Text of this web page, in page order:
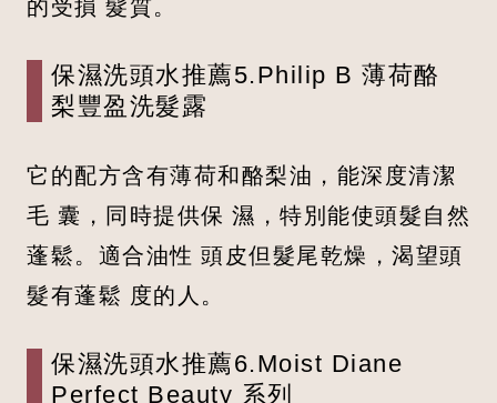
保濕洗頭水推薦5.Philip B 薄荷酪
梨豐盈洗髮露
它的配方含有薄荷和酪梨油，能深度清潔
毛 囊，同時提供保 濕，特別能使頭髮自然
蓬鬆。適合油性 頭皮但髮尾乾燥，渴望頭
髮有蓬鬆 度的人。
保濕洗頭水推薦6.Moist Diane
Perfect Beauty 系列